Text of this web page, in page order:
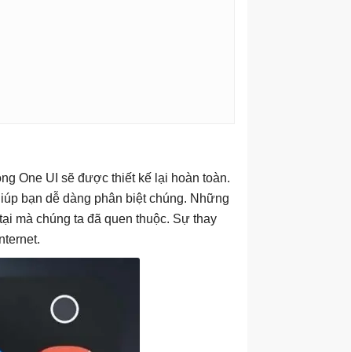
One UI sẽ được thiết kế lại hoàn toàn.
bạn dễ dàng phân biệt chúng. Những
mà chúng ta đã quen thuộc. Sự thay